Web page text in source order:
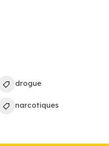
drogue
narcotiques